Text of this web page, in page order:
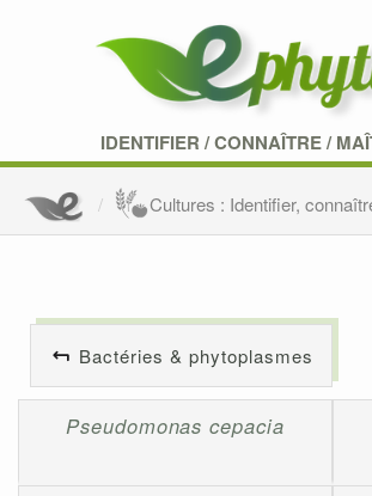
IDENTIFIER /CONNAÎTRE/
Cultures : Identifier,
Bactéries & phytoplasmes
Pseudomonas cepacia